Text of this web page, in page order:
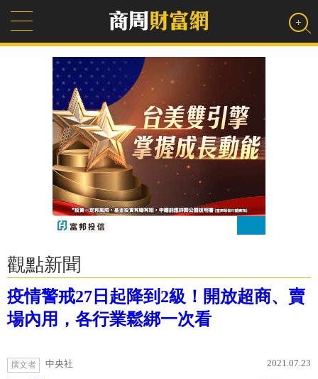
觀點新聞
疫情警戒27日起降到2級！開放超商、賣
場內用，各行業鬆綁一次看
撰文者 中央社 2021.07.23